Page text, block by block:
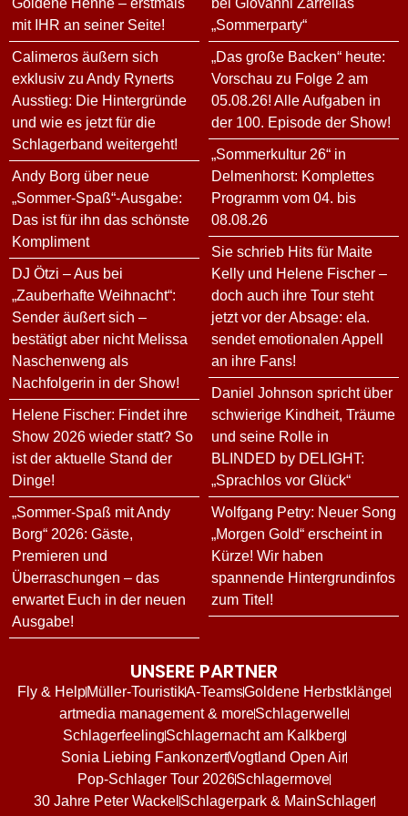
Goldene Henne – erstmals
mit IHR an seiner Seite!
Calimeros äußern sich
exklusiv zu Andy Rynerts
Ausstieg: Die Hintergründe
und wie es jetzt für die
Schlagerband weitergeht!
Andy Borg über neue
„Sommer-Spaß“-Ausgabe:
Das ist für ihn das schönste
Kompliment
DJ Ötzi – Aus bei
„Zauberhafte Weihnacht“:
Sender äußert sich –
bestätigt aber nicht Melissa
Naschenweng als
Nachfolgerin in der Show!
Helene Fischer: Findet ihre
Show 2026 wieder statt? So
ist der aktuelle Stand der
Dinge!
„Sommer-Spaß mit Andy
Borg“ 2026: Gäste,
Premieren und
Überraschungen – das
erwartet Euch in der neuen
Ausgabe!
bei Giovanni Zarrellas
„Sommerparty“
„Das große Backen“ heute:
Vorschau zu Folge 2 am
05.08.26! Alle Aufgaben in
der 100. Episode der Show!
„Sommerkultur 26“ in
Delmenhorst: Komplettes
Programm vom 04. bis
08.08.26
Sie schrieb Hits für Maite
Kelly und Helene Fischer –
doch auch ihre Tour steht
jetzt vor der Absage: ela.
sendet emotionalen Appell
an ihre Fans!
Daniel Johnson spricht über
schwierige Kindheit, Träume
und seine Rolle in
BLINDED by DELIGHT:
„Sprachlos vor Glück“
Wolfgang Petry: Neuer Song
„Morgen Gold“ erscheint in
Kürze! Wir haben
spannende Hintergrundinfos
zum Titel!
UNSERE PARTNER
Fly & HelpMüller-TouristikA-TeamsGoldene Herbstklänge
artmedia management & moreSchlagerwelle
SchlagerfeelingSchlagernacht am Kalkberg
Sonia Liebing FankonzertVogtland Open Air
Pop-Schlager Tour 2026Schlagermove
30 Jahre Peter Wackel Schlagerpark & MainSchlager